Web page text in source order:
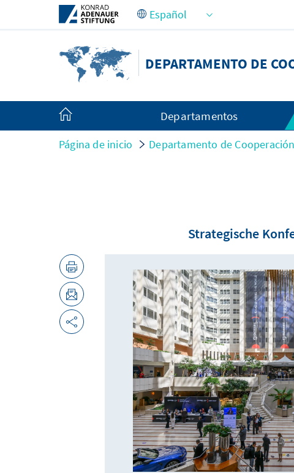
Saltar al contenido principal
DEPARTAMENTO DE
Departamentos
Página de inicio Departamento de
Strategische